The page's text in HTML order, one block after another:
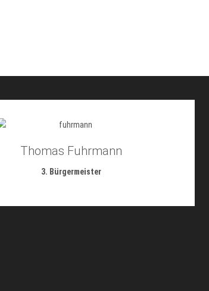
Thomas Fuhrmann
3. Bürgermeister